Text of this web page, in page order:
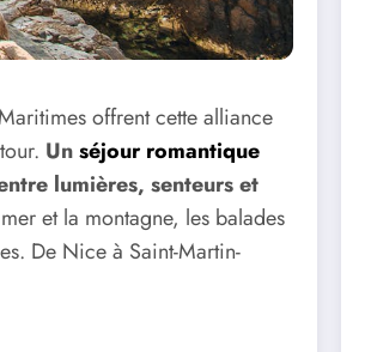
offrent cette alliance
Unséjour romantique
lumières, senteurs et
et la montagne, les balades
De Nice à Saint-Martin-